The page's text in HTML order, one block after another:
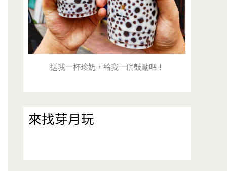
送我一杯珍奶，給我一個鼓勵吧！
來找芽月玩